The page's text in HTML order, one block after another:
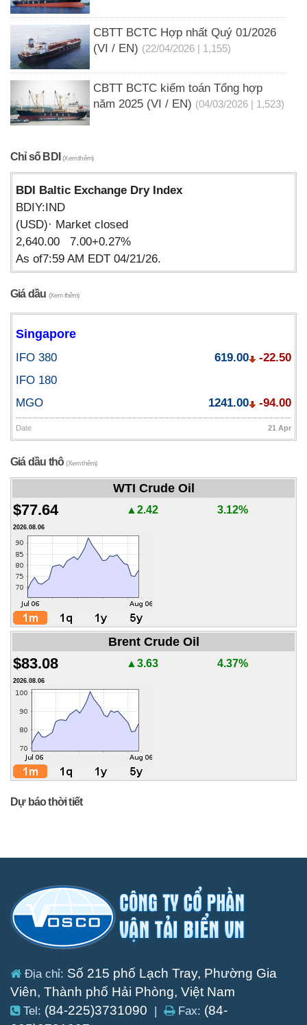
CBTT BCTC Hợp nhất Quý 01/2026
(VI / EN) (22/04/2026 | 1,155)
CBTT BCTC kiểm toán Tổng hợp
năm 2025 (VI / EN) (04/03/2026 | 1,523)
Chỉ số BDI(Xem thêm)
BDI Baltic Exchange Dry Index
BDIY:IND
(USD)· Market closed
2,640.00 7.00+0.27%
As of7:59 AM EDT 04/21/26.
Giá dầu (Xem thêm)
Singapore
IFO 380 619.00
-22.50
IFO 180
MGO
1241.00 -94.00
Date 21 Apr
Giá dầu thô(Xem thêm)
WTI Crude Oil
$77.64 ▲2.42 3.12%
2026.08.06
Brent Crude Oil
$83.08 ▲3.63 4.37%
2026.08.06
Dự báo thời tiết
Địa chỉ: Số 215 phố Lạch Tray, Phường Gia
Viên, Thành phố Hải Phòng, Việt Nam
Tel: (84-225)3731090 | Fax: (84-